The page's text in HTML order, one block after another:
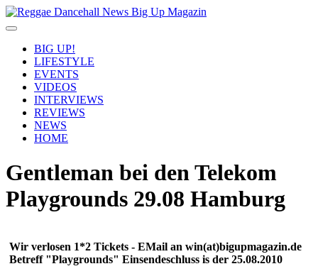
BIG UP!
LIFESTYLE
EVENTS
VIDEOS
INTERVIEWS
REVIEWS
NEWS
HOME
Gentleman bei den Telekom
Playgrounds 29.08 Hamburg
Wir verlosen 1*2 Tickets - EMail an win(at)bigupmagazin.de
Betreff "Playgrounds" Einsendeschluss is der 25.08.2010